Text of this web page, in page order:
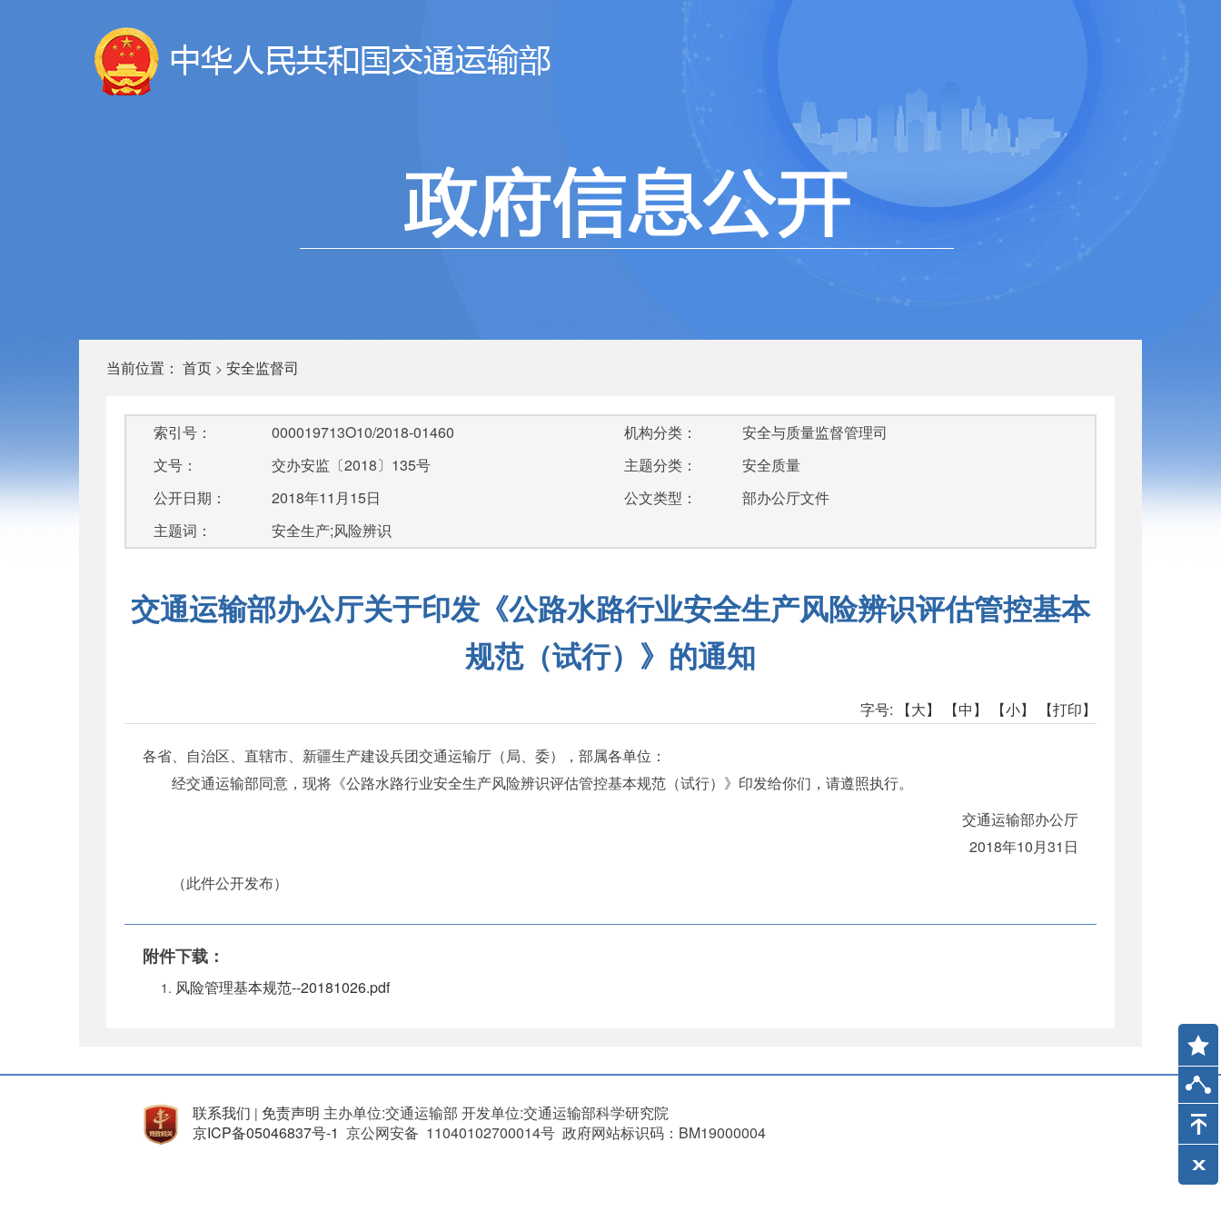
当前位置： 首页 > 安全监督司
索引号：
000019713O10/2018-01460
文号：
交办安监〔2018〕135号
公开日期：
2018年11月15日
主题词：
安全生产;风险辨识
机构分类：
安全与质量监督管理司
主题分类：
安全质量
公文类型：
部办公厅文件
交通运输部办公厅关于印发《公路水路行业安全生产风险辨识评估管控基本
规范（试行）》的通知
字号: 【大】 【中】 【小】 【打印】
各省、自治区、直辖市、新疆生产建设兵团交通运输厅（局、委），部属各单位：
经交通运输部同意，现将《公路水路行业安全生产风险辨识评估管控基本规范（试行）》印发给你们，请遵照执行。
交通运输部办公厅
2018年10月31日
（此件公开发布）
附件下载：
风险管理基本规范--20181026.pdf
联系我们 | 免责声明 主办单位:交通运输部 开发单位:交通运输部科学研究院
京ICP备05046837号-1 京公网安备 11040102700014号 政府网站标识码：BM19000004